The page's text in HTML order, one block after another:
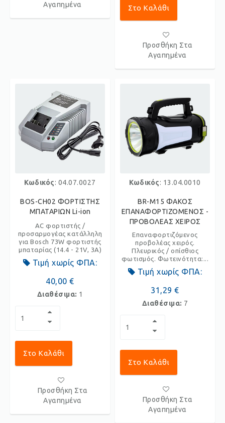
Αγαπημένα Στο Καλάθι
Προσθήκη Στα
Αγαπημένα
Κωδικός: 04.07.0027
BOS-CH02 ΦΟΡΤΙΣΤΗΣ
ΜΠΑΤΑΡΙΩΝ Li-ion
AC φορτιστής /
προσαρμογέας κατάλληλη
για Bosch 73W φορτιστής
μπαταρίας (14.4 - 21V, 3A)
Τιμή χωρίς ΦΠΑ:
40,00 €
Διαθέσιμα: 1
Στο Καλάθι
Προσθήκη Στα
Αγαπημένα
Κωδικός: 13.04.0010
BR-M15 ΦΑΚΟΣ
ΕΠΑΝΑΦΟΡΤΙΖΟΜΕΝΟΣ -
ΠΡΟΒΟΛΕΑΣ ΧΕΙΡΟΣ
Επαναφορτιζόμενος
προβολέας χειρός.
Πλευρικός / οπίσθιος
φωτισμός. Φωτεινότητα:...
Τιμή χωρίς ΦΠΑ:
31,29 €
Διαθέσιμα: 7
Στο Καλάθι
Προσθήκη Στα
Αγαπημένα